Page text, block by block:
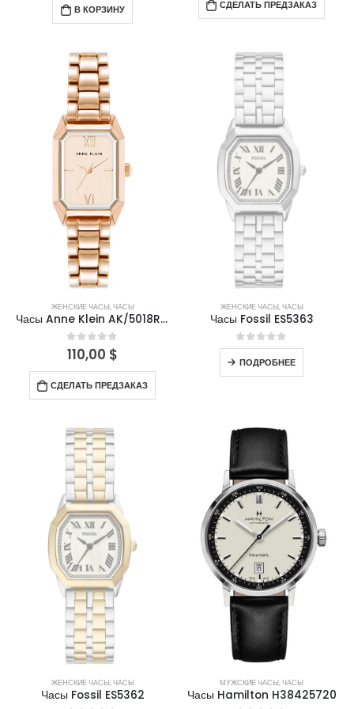
В КОРЗИНУ СДЕЛАТЬ ПРЕДЗАКАЗ
ЖЕНСКИЕ ЧАСЫ,ЧАСЫ
Часы Anne Klein AK/5018RGRG
0out of 5
110,00 $
СДЕЛАТЬ ПРЕДЗАКАЗ
НЕТ В НАЛИЧИИ
ЖЕНСКИЕ ЧАСЫ,ЧАСЫ
Часы Fossil ES5363
0out of 5
ПОДРОБНЕЕ
НЕТ В НАЛИЧИИ
ЖЕНСКИЕ ЧАСЫ,ЧАСЫ
Часы Fossil ES5362
МУЖСКИЕ ЧАСЫ,ЧАСЫ
Часы Hamilton H38425720